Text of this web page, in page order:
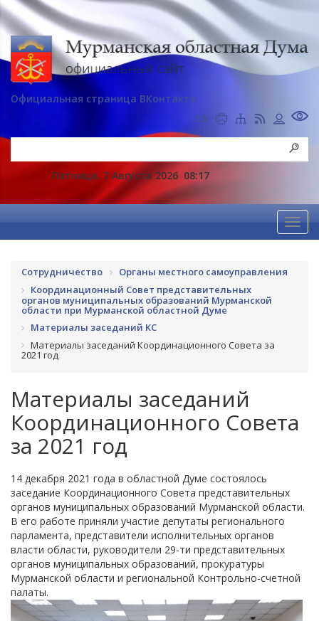
Официальная страница ВКонтакте
Пятница, 7 Августа 2026 08:17
Сотрудничество
Органы местного самоуправления
Координационный Совет представительных
органов муниципальных образований Мурманской
области при Мурманской областной Думе
Материалы заседаний КС
Материалы заседаний Координационного Совета за
2021 год
Материалы заседаний
Координационного Совета
за 2021 год
14 декабря 2021 года в областной Думе состоялось
заседание Координационного Совета представительных
органов муниципальных образований Мурманской области.
В его работе приняли участие депутаты регионального
парламента, представители исполнительных органов
власти области, руководители 29-ти представительных
органов муниципальных образований, прокуратуры
Мурманской области и региональной Контрольно-счетной
палаты.